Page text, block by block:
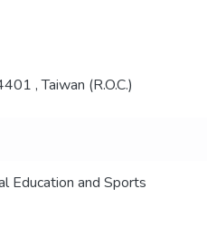
, Taiwan (R.O.C.)
Education and Sports